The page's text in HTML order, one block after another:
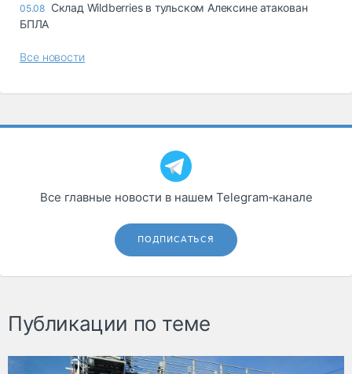
05.08 Склад Wildberries в тульском Алексине атакован
БПЛА
Все новости
Все главные новости в нашем Telegram‑канале
ПОДПИСАТЬСЯ
Публикации по теме